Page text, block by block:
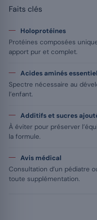
Faits clés
Holoprotéines
Protéines composées
apport pur et complet.
Acides aminés
Spectre nécessaire au
l’enfant.
Additifs et sucres
À éviter pour préserver
la formule.
Avis médical
Consultation d’un pédiatre
toute supplémentation.